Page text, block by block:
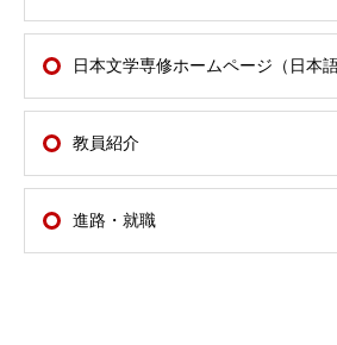
日本文学専修ホームページ（日本語
教員紹介
進路・就職